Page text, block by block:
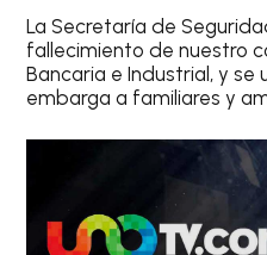
La Secretaría de
fallecimiento de nuestro
Bancaria e Industrial, y se
embarga a familiares y